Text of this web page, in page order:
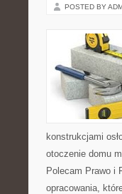
POSTED BY
konstrukcjami
otoczenie domu
Polecam Prawo i
opracowania,